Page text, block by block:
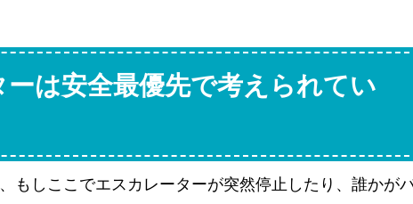
は安全最優先で考えられてい
もしここでエスカレーターが突然停止したり、誰かが